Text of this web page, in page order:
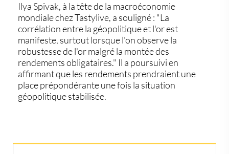
Ilya Spivak, à la tête de la macroéconomie
mondiale chez Tastylive, a souligné : "La
corrélation entre la géopolitique et l'or est
manifeste, surtout lorsque l'on observe la
robustesse de l'or malgré la montée des
rendements obligataires." Il a poursuivi en
affirmant que les rendements prendraient une
place prépondérante une fois la situation
géopolitique stabilisée.